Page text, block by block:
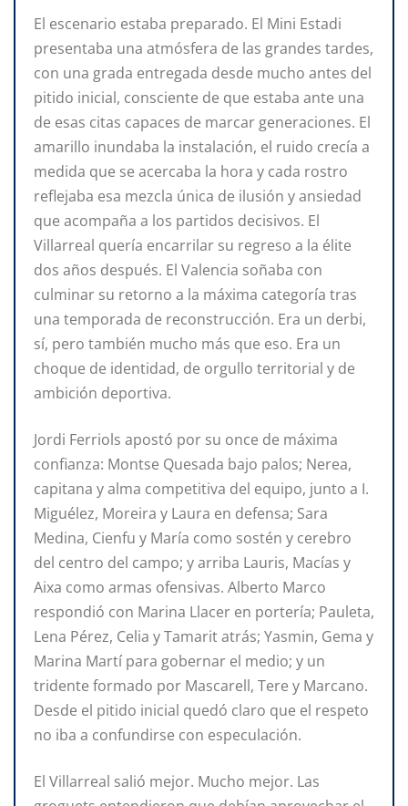
El escenario estaba preparado. El Mini Estadi
presentaba una atmósfera de las grandes tardes,
con una grada entregada desde mucho antes del
pitido inicial, consciente de que estaba ante una
de esas citas capaces de marcar generaciones. El
amarillo inundaba la instalación, el ruido crecía a
medida que se acercaba la hora y cada rostro
reflejaba esa mezcla única de ilusión y ansiedad
que acompaña a los partidos decisivos. El
Villarreal quería encarrilar su regreso a la élite
dos años después. El Valencia soñaba con
culminar su retorno a la máxima categoría tras
una temporada de reconstrucción. Era un derbi,
sí, pero también mucho más que eso. Era un
choque de identidad, de orgullo territorial y de
ambición deportiva.
Jordi Ferriols apostó por su once de máxima
confianza: Montse Quesada bajo palos; Nerea,
capitana y alma competitiva del equipo, junto a I.
Miguélez, Moreira y Laura en defensa; Sara
Medina, Cienfu y María como sostén y cerebro
del centro del campo; y arriba Lauris, Macías y
Aixa como armas ofensivas. Alberto Marco
respondió con Marina Llacer en portería; Pauleta,
Lena Pérez, Celia y Tamarit atrás; Yasmin, Gema y
Marina Martí para gobernar el medio; y un
tridente formado por Mascarell, Tere y Marcano.
Desde el pitido inicial quedó claro que el respeto
no iba a confundirse con especulación.
El Villarreal salió mejor. Mucho mejor. Las